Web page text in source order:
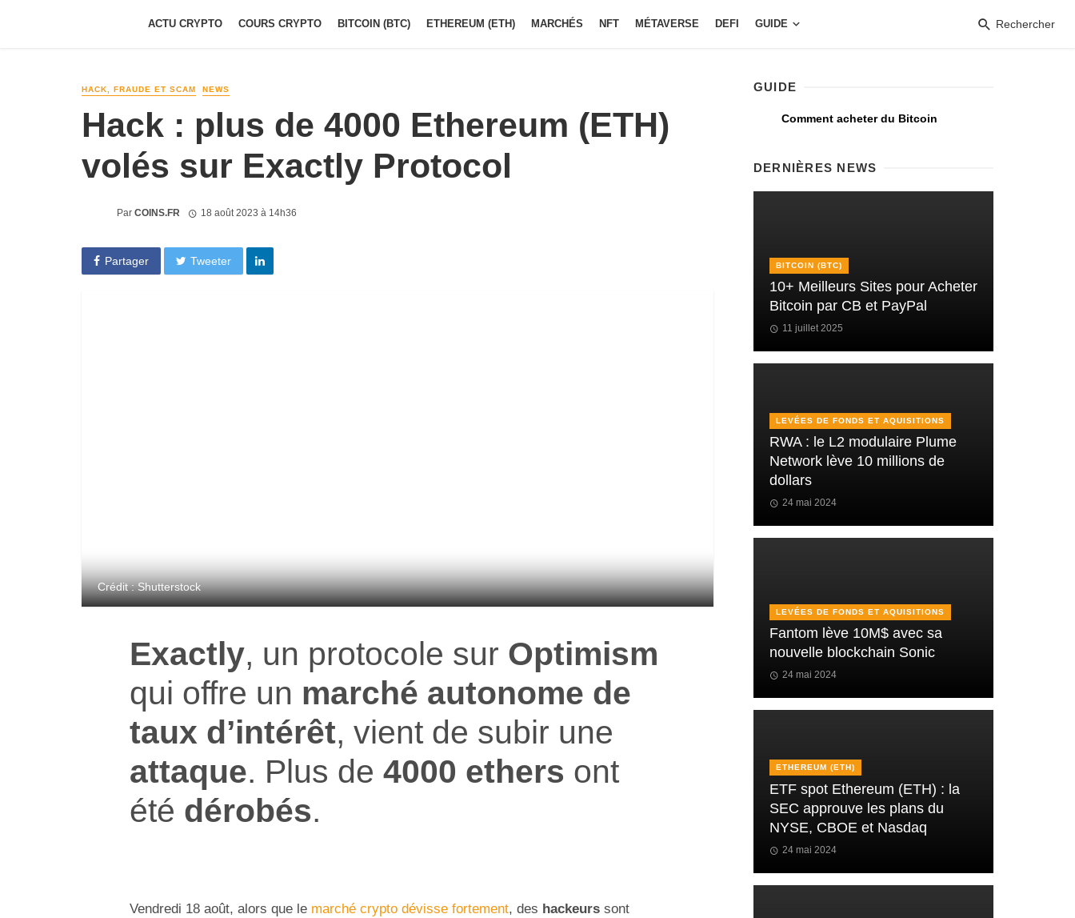
ACTU CRYPTO COURS CRYPTO BITCOIN (BTC) ETHEREUM (ETH) MARCHÉS NFT MÉTAVERSE DEFI GUIDE Rechercher
HACK, FRAUDE ET SCAM NEWS
Hack : plus de 4000 Ethereum (ETH)
volés sur Exactly Protocol
Par COINS.FR 18 août 2023 à 14h36
Partager Tweeter
Crédit : Shutterstock
Exactly, un protocole sur Optimism
qui offre un marché autonome de
taux d’intérêt, vient de subir une
attaque. Plus de 4000 ethers ont
été dérobés.
Vendredi 18 août, alors que le marché crypto dévisse fortement, des hackeurs sont
GUIDE
Comment acheter du Bitcoin
DERNIÈRES NEWS
BITCOIN (BTC)
10+ Meilleurs Sites pour Acheter
Bitcoin par CB et PayPal
11 juillet 2025
LEVÉES DE FONDS ET AQUISITIONS
RWA : le L2 modulaire Plume
Network lève 10 millions de
dollars
24 mai 2024
LEVÉES DE FONDS ET AQUISITIONS
Fantom lève 10M$ avec sa
nouvelle blockchain Sonic
24 mai 2024
ETHEREUM (ETH)
ETF spot Ethereum (ETH) : la
SEC approuve les plans du
NYSE, CBOE et Nasdaq
24 mai 2024